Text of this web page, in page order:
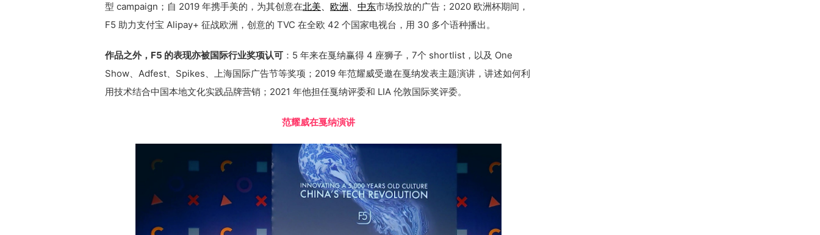
型 campaign；自 2019 年携手美的，为其创意在北美、 欧洲、 中东市场投放的广告；2020 欧洲杯期间，
F5 助力支付宝 Alipay+ 征战欧洲，创意的 TVC 在全欧 42 个国家电视台，用 30 多个语种播出。
作品之外，F5 的表现亦被国际行业奖项认可 ：5 年来在戛纳赢得 4 座狮子，7个 shortlist，以及 One
Show、Adfest、Spikes、上海国际广告节等奖项；2019 年范耀威受邀在戛纳发表主题演讲，讲述如何利
用技术结合中国本地文化实践品牌营销；2021 年他担任戛纳评委和 LIA 伦敦国际奖评委。
范耀威在戛纳演讲